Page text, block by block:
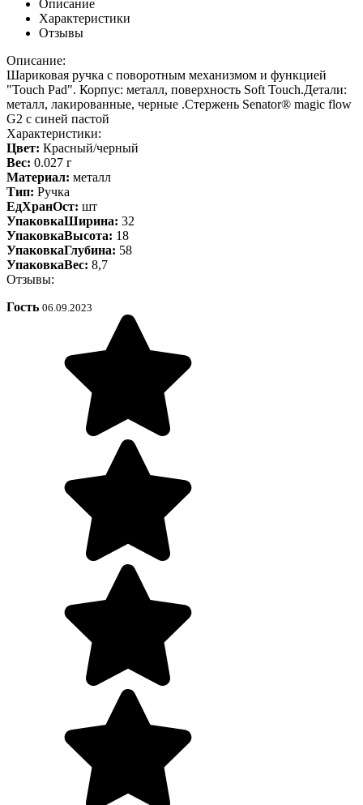
Описание
Характеристики
Отзывы
Описание:
Шариковая ручка с поворотным механизмом и функцией
"Touch Pad". Корпус: металл, поверхность Soft Touch.Детали:
металл, лакированные, черные .Стержень Senator® magic flow
G2 с синей пастой
Характеристики:
Цвет: Красный/черный
Вес: 0.027 г
Материал: металл
Тип: Ручка
ЕдХранОст: шт
УпаковкаШирина: 32
УпаковкаВысота: 18
УпаковкаГлубина: 58
УпаковкаВес: 8,7
Отзывы:
Гость 06.09.2023